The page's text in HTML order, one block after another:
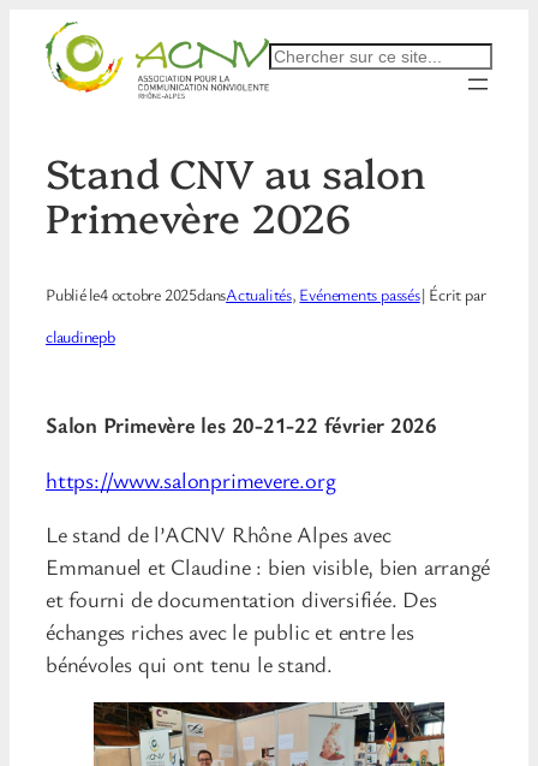
contenu
Rechercher
Stand CNV au salon
Primevère 2026
Publié le4 octobre 2025dansActualités, Evénements passés| Écrit par
claudinepb
Salon Primevère les 20-21-22 février 2026
https://www.salonprimevere.org
Le stand de l’ACNV Rhône Alpes avec
Emmanuel et Claudine : bien visible, bien arrangé
et fourni de documentation diversifiée. Des
échanges riches avec le public et entre les
bénévoles qui ont tenu le stand.